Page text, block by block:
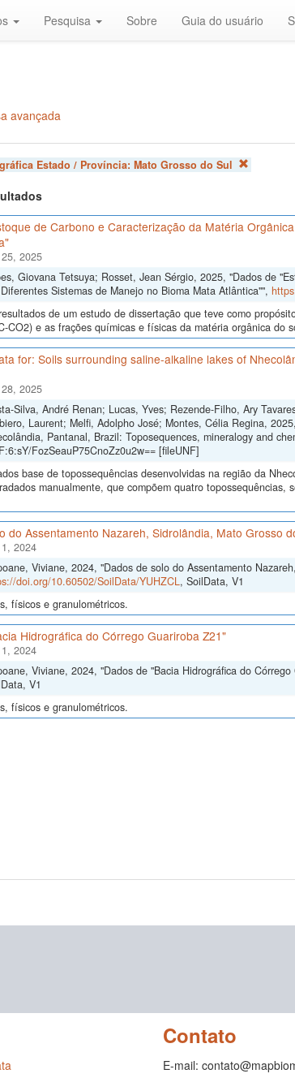
Pesquisa Sobre Guia do usuário
avançada
Estado / Província: Mato Grosso do Sul
de Carbono e Caracterização da Matéria
2025
Giovana Tetsuya; Rosset, Jean Sérgio, 2025, "Dados de
Sistemas de Manejo no Bioma Mata Atlântica"",
de um estudo de dissertação que teve como
CO2) e as frações químicas e físicas da matéria orgânica do
for: Soils surrounding saline-alkaline lakes of
2025
Silva, André Renan; Lucas, Yves; Rezende-Filho, Ary
Laurent; Melfi, Adolpho José; Montes, Célia Regina,
Pantanal, Brazil: Toposequences, mineralogy and
FozSeauP75CnoZz0u2w== [fileUNF]
base de topossequências desenvolvidas na região da
manualmente, que compõem quatro
do Assentamento Nazareh, Sidrolândia, Mato Grosso
2024
Viviane, 2024, "Dados de solo do Assentamento
doi.org/10.60502/SoilData/YUHZCL, SoilData, V1
físicos e granulométricos.
Hidrográfica do Córrego Guariroba Z21"
2024
Viviane, 2024, "Dados de "Bacia Hidrográfica do Córrego
V1
físicos e granulométricos.
Contato
E-mail: